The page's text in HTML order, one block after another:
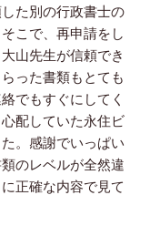
た別の行政書士の
こで、再申請をし
山先生が信頼でき
った書類もとても
でもすぐにしてく
配していた永住ビ
。感謝でいっぱい
のレベルが全然違
正確な内容で見て